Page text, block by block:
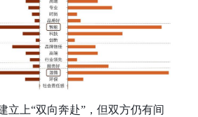
立上“双向奔赴”，但双方仍有间